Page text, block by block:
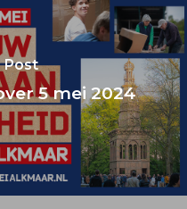
Post
5 mei 2024